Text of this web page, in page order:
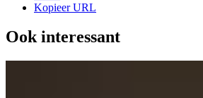
Kopieer URL
Ook interessant